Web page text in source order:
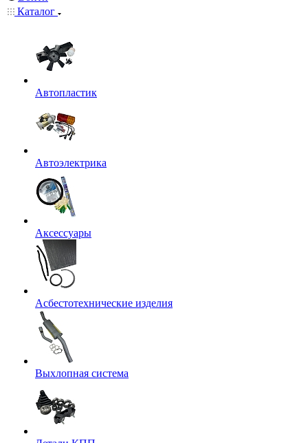
Каталог
Автопластик
Автоэлектрика
Аксессуары
Асбестотехнические изделия
Выхлопная система